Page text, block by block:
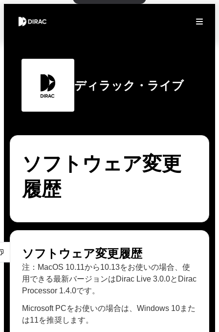
ディラック・ライブ
ソフトウェア変更
履歴
ソフトウェア変更履歴
注：MacOS 10.11から10.13をお使いの場合、使
用できる最新バージョンはDirac Live 3.0.0とDirac
Processor 1.4.0です。
Microsoft PCをお使いの場合は、Windows 10また
は11を推奨します。